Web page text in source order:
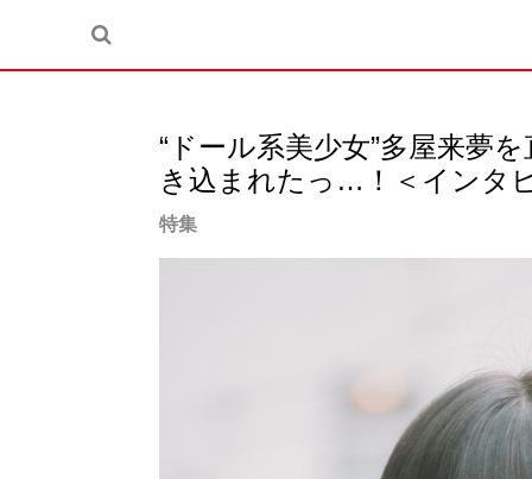
“ドール系美少女”多屋来夢
き込まれたっ…！＜インタ
特集